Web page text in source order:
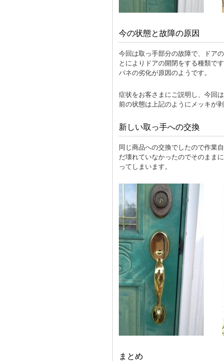
今の状態と故障の原因
今回は取っ手部分の故障で、ドア
とによりドアの開閉をする種類で
バネの劣化が原因のようです。
症状をお客さまにご説明し、今回
前の状態は上記のようにメッキが
新しい取っ手への交換
同じ商品への交換でしたので作業
だ壊れていなかったのでそのまま
ってしまいます。
まとめ